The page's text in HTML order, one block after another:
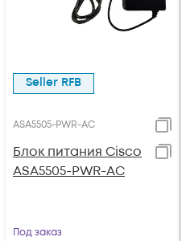
Seller RFB
ASA5505-PWR-AC
Блок питания Cisco
ASA5505-PWR-AC
Под заказ